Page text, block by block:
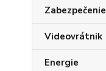
Zabezpečenie
Videovrátnik
Energie